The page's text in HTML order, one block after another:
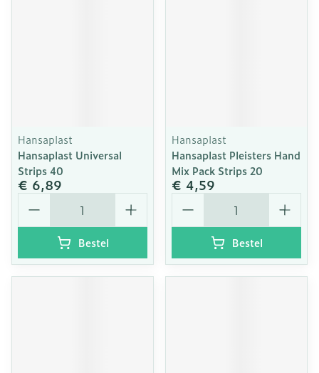
Hansaplast
Hansaplast Universal
Strips 40
€ 6,89
Aantal
Bestel
Hansaplast
Hansaplast Pleisters Hand
Mix Pack Strips 20
€ 4,59
Aantal
Bestel